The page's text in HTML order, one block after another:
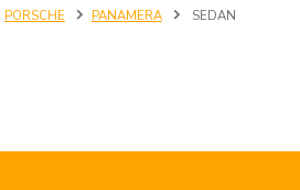
PORSCHE PANAMERA SEDAN